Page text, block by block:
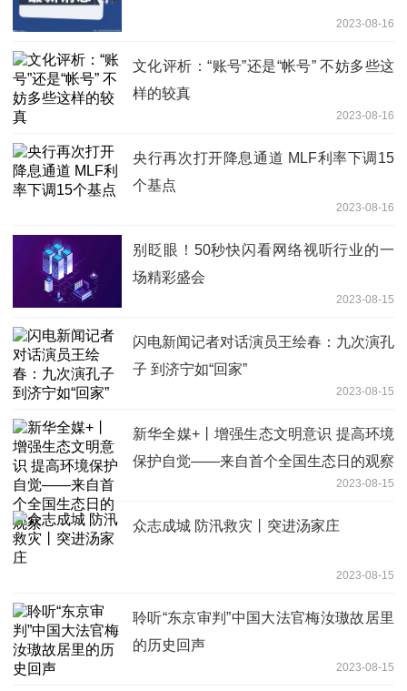
2023-08-16
文化评析：“账号”还是“帐号” 不妨多些这
样的较真
2023-08-16
央行再次打开降息通道 MLF利率下调15
个基点
2023-08-16
别眨眼！50秒快闪看网络视听行业的一
场精彩盛会
2023-08-15
闪电新闻记者对话演员王绘春：九次演孔
子 到济宁如“回家”
2023-08-15
新华全媒+丨增强生态文明意识 提高环境
保护自觉——来自首个全国生态日的观察
2023-08-15
众志成城 防汛救灾丨突进汤家庄
2023-08-15
聆听“东京审判”中国大法官梅汝璈故居里
的历史回声
2023-08-15